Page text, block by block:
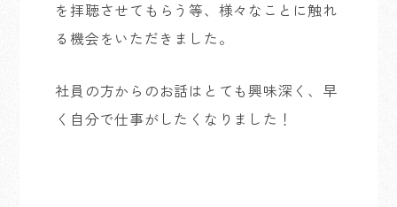
を拝聴させてもらう等、様々なことに触れ
る機会をいただきました。
社員の方からのお話はとても興味深く、早
く自分で仕事がしたくなりました！